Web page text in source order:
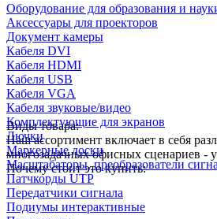
Виды товара:
Наш ассортимент включает в себя
многозадачных офисных сценариев -
Почему стоит это купить:
Оборудование для образования и
Аксессуары для проекторов
Документ камеры
Кабеля DVI
Кабеля HDMI
Кабеля USB
Кабеля VGA
Кабеля звуковые/видео
Комплектующие для экранов
Лючки
Маркерные доски
Масштабаторы, преобразователи
Патчкорды UTP
Передатчики сигнала
Подиумы интерактивные